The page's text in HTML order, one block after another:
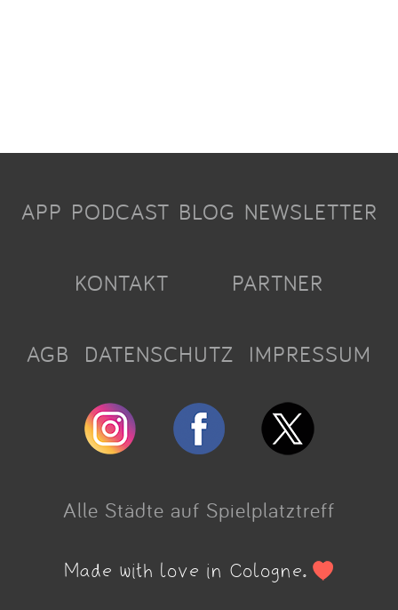
APP PODCAST BLOG NEWSLETTER
KONTAKT PARTNER
AGB DATENSCHUTZ IMPRESSUM
Alle Städte auf Spielplatztreff
Made with love in Cologne.